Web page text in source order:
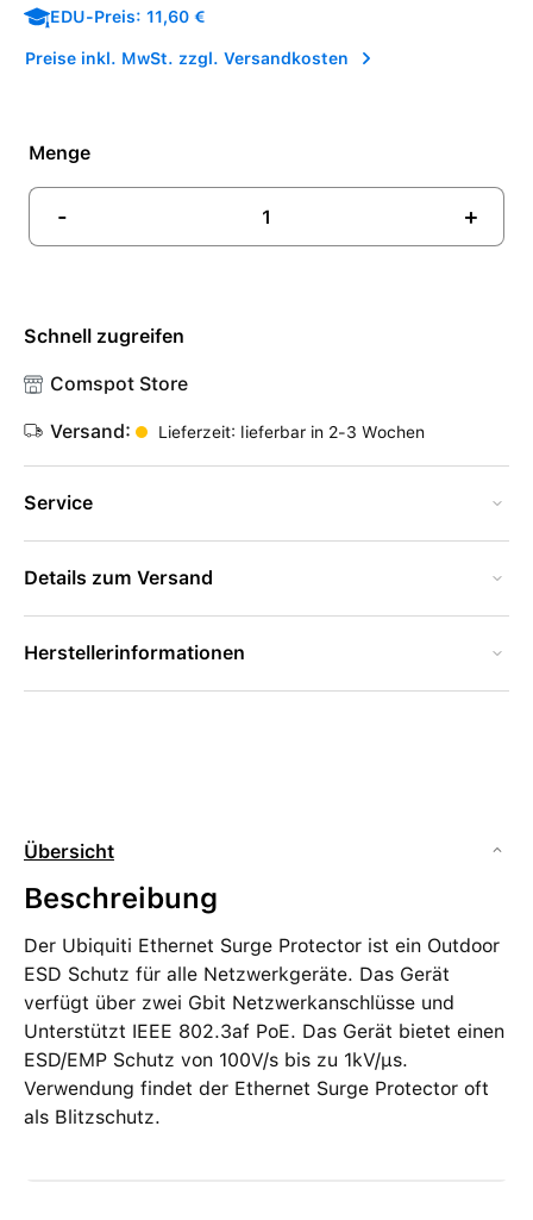
EDU-Preis: 11,60 €
Preise inkl. MwSt. zzgl. Versandkosten
Menge
- +
Schnell zugreifen
Comspot Store
Versand: Lieferzeit: lieferbar in 2-3 Wochen
Service
Details zum Versand
Herstellerinformationen
Übersicht
Beschreibung
Der Ubiquiti Ethernet Surge Protector ist ein Outdoor
ESD Schutz für alle Netzwerkgeräte. Das Gerät
verfügt über zwei Gbit Netzwerkanschlüsse und
Unterstützt IEEE 802.3af PoE. Das Gerät bietet einen
ESD/EMP Schutz von 100V/s bis zu 1kV/μs.
Verwendung findet der Ethernet Surge Protector oft
als Blitzschutz.